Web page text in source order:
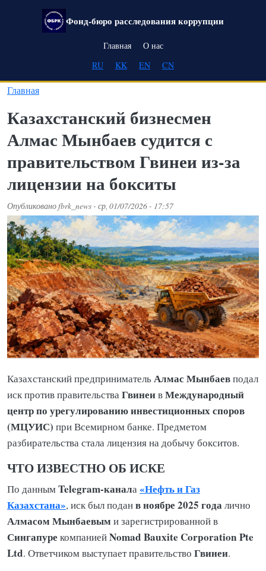
Перейти к основному содержанию
Фонд-бюро расследования коррупции
Main navigation
Главная
О нас
RU
KK EN CN
Главная
Казахстанский бизнесмен
Алмас Мынбаев судится с
правительством Гвинеи из-за
лицензии на бокситы
Опубликованоfbrk_news- ср, 01/07/2026 - 17:57
Казахстанский предпринимательАлмас Мынбаевподал
иск против правительстваГвинеивМеждународный
центр по урегулированию инвестиционных споров
(МЦУИС) при Всемирном банке. Предметом
разбирательства стала лицензия на добычу бокситов.
ЧТО ИЗВЕСТНО ОБ ИСКЕ
По даннымTelegram-канала«Нефть и Газ
Казахстана», иск был поданв ноябре 2025 годалично
Алмасом Мынбаевым и зарегистрированной в
Сингапуре компаниейNomad Bauxite Corporation Pte
Ltd. Ответчиком выступает правительство Гвинеи.